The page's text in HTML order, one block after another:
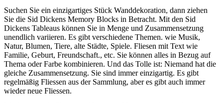
Suchen Sie ein einzigartiges Stück Wanddekoration, dann ziehen
Sie die Sid Dickens Memory Blocks in Betracht. Mit den Sid
Dickens Tableaus können Sie in Menge und Zusammensetzung
unendlich variieren. Es gibt verschiedene Themen. wie Musik,
Natur, Blumen, Tiere, alte Städte, Spiele. Fliesen mit Text wie
Familie, Geburt, Freundschaft., etc. Sie können alles in Bezug auf
Thema oder Farbe kombinieren. Und das Tolle ist: Niemand hat die
gleiche Zusammensetzung. Sie sind immer einzigartig. Es gibt
regelmäßig Fliessen aus der Sammlung, aber es gibt auch immer
wieder neue Fliessen.